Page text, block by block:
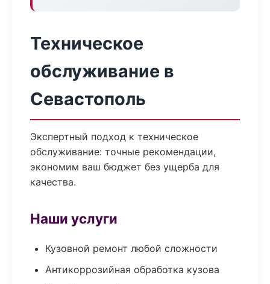
Техническое
обслуживание в
Севастополь
Экспертный подход к техническое
обслуживание: точные рекомендации,
экономим ваш бюджет без ущерба для
качества.
Наши услуги
Кузовной ремонт любой сложности
Антикоррозийная обработка кузова